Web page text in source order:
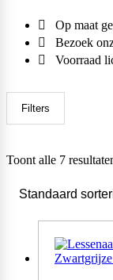
Op maat
Bezoek
Voorraad
Filters
Toont alle 7